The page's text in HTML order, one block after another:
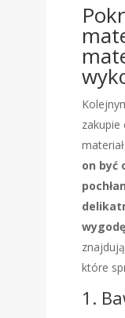
on być
które
1.